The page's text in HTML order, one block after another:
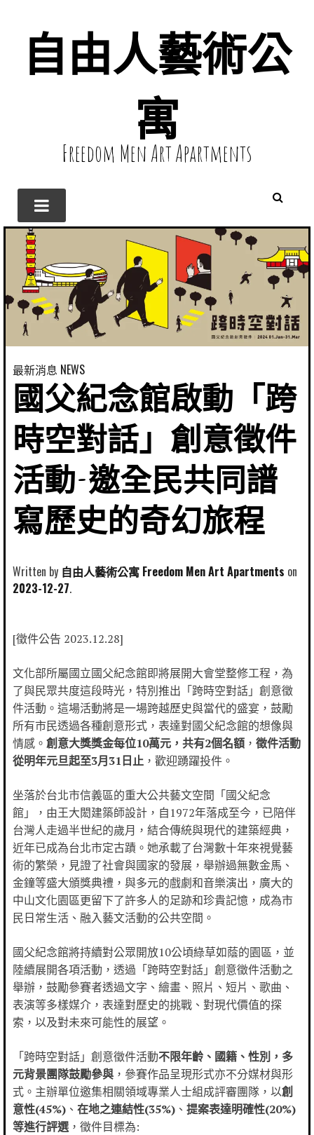
自由人藝術公
寓
Freedom Men Art Apartments
最新消息 NEWS
國父紀念館啟動「跨
時空對話」創意徵件
活動-邀全民共同譜
寫歷史的奇幻旅程
Written by 自由人藝術公寓 Freedom Men Art Apartments
2023-12-27
[徵件公告 2023.12.28]
文化部所屬國立國父紀念館即將展開大會堂整修工程，為
了與民眾共度這段時光，特別推出「跨時空對話」創意徵
件活動。這場活動將是一場跨越歷史與當代的盛宴，鼓勵
所有市民透過各種創意形式，表達對國父紀念館的想像與
情感。 創意大獎獎金每位10萬元，共有2個名額 ， 徵件活動
從明年元旦起至3月31日止 ，歡迎踴躍投件。
坐落於台北市信義區的重大公共藝文空間「國父紀念
館」，由王大閎建築師設計，自1972年落成至今，已陪伴
台灣人走過半世紀的歲月，結合傳統與現代的建築經典，
近年已成為台北市定古蹟。她承載了台灣數十年來視覺藝
術的繁榮，見證了社會與國家的發展，舉辦過無數金馬、
金鐘等盛大頒獎典禮，與多元的戲劇和音樂演出，廣大的
中山文化園區更留下了許多人的足跡和珍貴記憶，成為市
民日常生活、融入藝文活動的公共空間。
國父紀念館將持續對公眾開放10公頃綠草如蔭的園區，並
陸續展開各項活動，透過「跨時空對話」創意徵件活動之
舉辦，鼓勵參賽者透過文字、繪畫、照片、短片、歌曲、
表演等多樣媒介，表達對歷史的挑戰、對現代價值的探
索，以及對未來可能性的展望。
「跨時空對話」創意徵件活動不限年齡、國籍、性別，多
元背景團隊鼓勵參與 ，參賽作品呈現形式亦不分媒材與形
式。主辦單位邀集相關領域專業人士組成評審團隊，以創
意性(45%) 、 在地之連結性(35%) 、 提案表達明確性(20%)
等進行評選 ，徵件目標為: